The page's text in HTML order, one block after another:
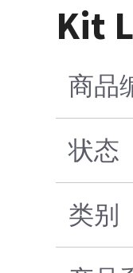
Kit
商品
状态
类别